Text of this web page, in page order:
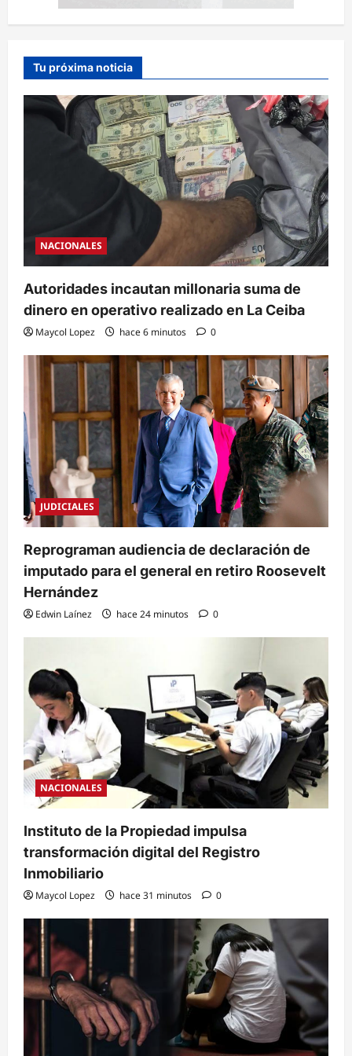
Tu próxima noticia
NACIONALES
Autoridades incautan millonaria suma de
dinero en operativo realizado en La Ceiba
Maycol Lopez hace 6 minutos 0
JUDICIALES
Reprograman audiencia de declaración de
imputado para el general en retiro Roosevelt
Hernández
Edwin Laínez hace 24 minutos 0
NACIONALES
Instituto de la Propiedad impulsa
transformación digital del Registro
Inmobiliario
Maycol Lopez hace 31 minutos 0